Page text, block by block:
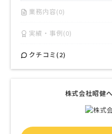
業務内容(0)
実績・事例(0)
クチコミ(2)
株式会社昭健